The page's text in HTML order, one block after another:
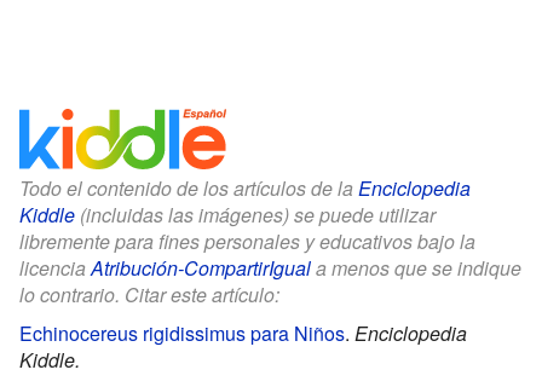
Todo el contenido de los artículos de la Enciclopedia
Kiddle (incluidas las imágenes) se puede utilizar
libremente para fines personales y educativos bajo la
licenciaAtribución-CompartirIguala menos que se indique
lo contrario. Citar este artículo:
Echinocereus rigidissimus para Niños. Enciclopedia
Kiddle.